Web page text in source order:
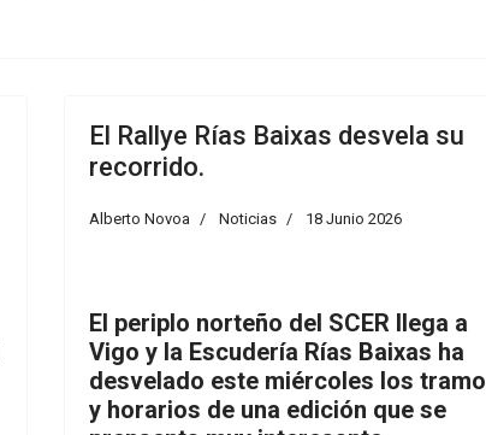
El Rallye Rías Baixas desvela su
recorrido.
Alberto Novoa Noticias 18 Junio 2026
El periplo norteño del SCER llega a
Vigo y la Escudería Rías Baixas ha
desvelado este miércoles los
y horarios de una edición que se